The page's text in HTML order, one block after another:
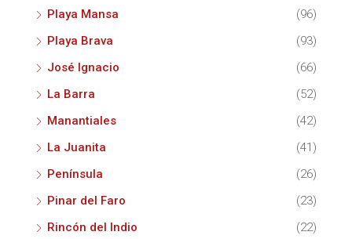
Playa Mansa
(96)
Playa Brava
(93)
José Ignacio
(66)
La Barra
(52)
Manantiales
(42)
La Juanita
(41)
Península
(26)
Pinar del Faro
(23)
Rincón del Indio
(22)